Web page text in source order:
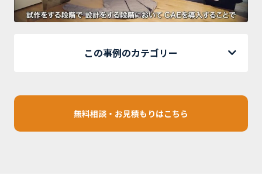
この事例のカテゴリー
無料相談・お見積もりはこちら